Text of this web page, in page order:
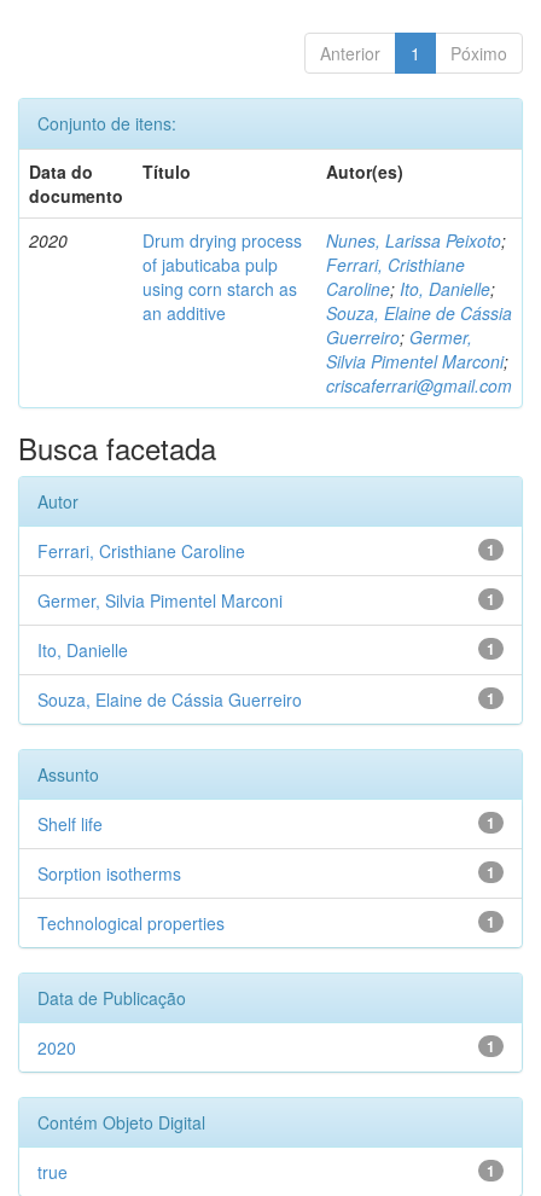
Anterior 1 Póximo
Conjunto de itens:
Data do
documento
Título Autor(es)
2020
Drum drying process
of jabuticaba pulp
using corn starch as
an additive
Nunes, Larissa Peixoto;
Ferrari, Cristhiane
Caroline; Ito, Danielle;
Souza, Elaine de Cássia
Guerreiro; Germer,
Silvia Pimentel Marconi;
criscaferrari@gmail.com
Busca facetada
Autor
1
Ferrari, Cristhiane Caroline
1
Germer, Silvia Pimentel Marconi
1
Ito, Danielle
1
Souza, Elaine de Cássia Guerreiro
Assunto
1
Shelf life
1
Sorption isotherms
1
Technological properties
Data de Publicação
1
2020
Contém Objeto Digital
1
true